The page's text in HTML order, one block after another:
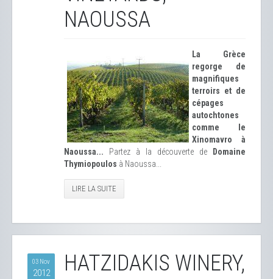
NAOUSSA
La Grèce
regorge de
magnifiques
terroirs et de
cépages
autochtones
comme le
Xinomavro à
Naoussa... Partez à la découverte de
Domaine
Thymiopoulos à Naoussa...
LIRE LA SUITE
03 Nov
2012
HATZIDAKIS WINERY,